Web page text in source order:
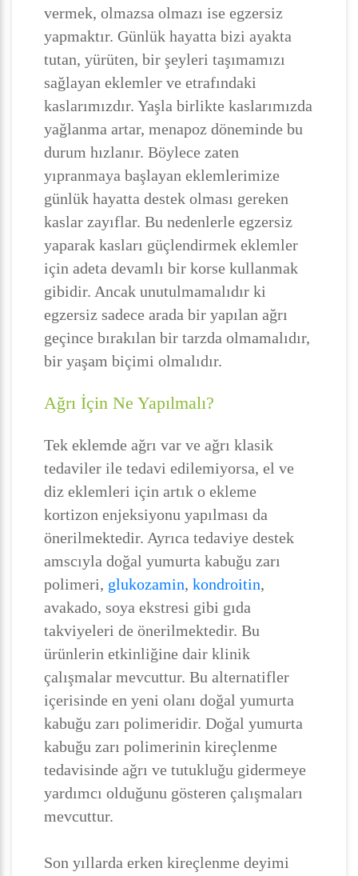
vermek, olmazsa olmazı ise egzersiz
yapmaktır. Günlük hayatta bizi ayakta
tutan, yürüten, bir şeyleri taşımamızı
sağlayan eklemler ve etrafındaki
kaslarımızdır. Yaşla birlikte kaslarımızda
yağlanma artar, menapoz döneminde bu
durum hızlanır. Böylece zaten
yıpranmaya başlayan eklemlerimize
günlük hayatta destek olması gereken
kaslar zayıflar. Bu nedenlerle egzersiz
yaparak kasları güçlendirmek eklemler
için adeta devamlı bir korse kullanmak
gibidir. Ancak unutulmamalıdır ki
egzersiz sadece arada bir yapılan ağrı
geçince bırakılan bir tarzda olmamalıdır,
bir yaşam biçimi olmalıdır.
Ağrı İçin Ne Yapılmalı?
Tek eklemde ağrı var ve ağrı klasik
tedaviler ile tedavi edilemiyorsa, el ve
diz eklemleri için artık o ekleme
kortizon enjeksiyonu yapılması da
önerilmektedir. Ayrıca tedaviye destek
amscıyla doğal yumurta kabuğu zarı
polimeri, glukozamin, kondroitin,
avakado, soya ekstresi gibi gıda
takviyeleri de önerilmektedir. Bu
ürünlerin etkinliğine dair klinik
çalışmalar mevcuttur. Bu alternatifler
içerisinde en yeni olanı doğal yumurta
kabuğu zarı polimeridir. Doğal yumurta
kabuğu zarı polimerinin kireçlenme
tedavisinde ağrı ve tutukluğu gidermeye
yardımcı olduğunu gösteren çalışmaları
mevcuttur.
Son yıllarda erken kireçlenme deyimi